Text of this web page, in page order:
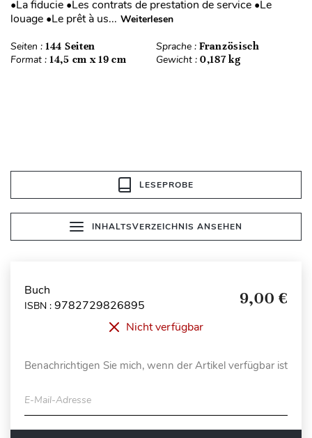
•La fiducie •Les contrats de prestation de service •Le
louage •Le prêt à us... Weiterlesen
Seiten : 144 Seiten Sprache : Französisch
Format : 14,5 cm x 19 cm Gewicht : 0,187 kg
LESEPROBE
INHALTSVERZEICHNIS ANSEHEN
Buch
ISBN : 9782729826895 9,00 €
Nicht verfügbar
Benachrichtigen Sie mich, wenn der Artikel verfügbar ist
E-Mail-Adresse